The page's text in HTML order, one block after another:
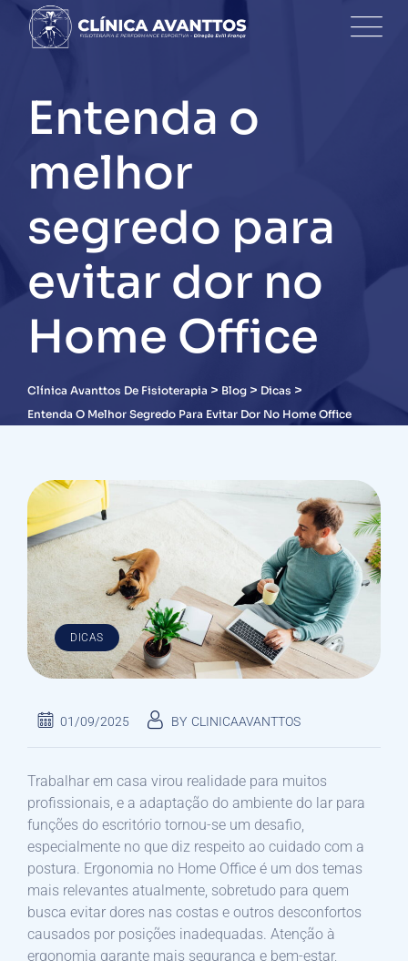
Skip
content
Entenda o
melhor
segredo para
evitar dor no
Home Office
Clínica Avanttos De Fisioterapia > Blog > Dicas >
Entenda O Melhor Segredo Para Evitar Dor No Home Office
DICAS
01/09/2025 BY CLINICAAVANTTOS
Trabalhar em casa virou realidade para muitos
profissionais, e a adaptação do ambiente do lar para
funções do escritório tornou-se um desafio,
especialmente no que diz respeito ao cuidado com a
postura. Ergonomia no Home Office é um dos temas
mais relevantes atualmente, sobretudo para quem
busca evitar dores nas costas e outros desconfortos
causados por posições inadequadas. Atenção à
ergonomia garante mais segurança e bem-estar,